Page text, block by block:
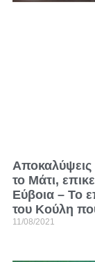
το Μάτι,
Εύβοια – Το
του Κούλη
11/08/2021